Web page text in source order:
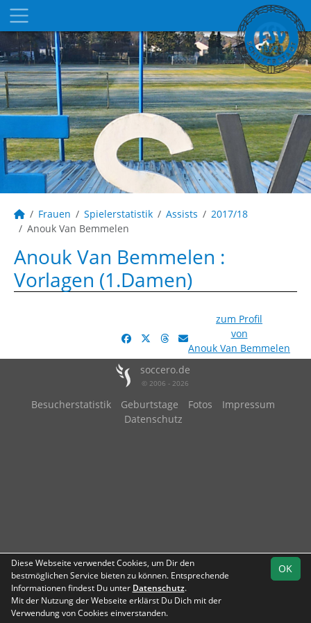
Frauen Spielerstatistik Assists
2017/18
Anouk Van Bemmelen
Anouk Van Bemmelen :
Vorlagen (1.Damen)
zum Profil
von
Anouk Van Bemmelen
soccero.de
© 2006 - 2026
Besucherstatistik Geburtstage Fotos
Impressum
Datenschutz
OK
Diese Webseite verwendet Cookies, um Dir den
bestmöglichen Service bieten zu können. Entsprechende
Informationen findest Du unter Datenschutz.
Mit der Nutzung der Webseite erklärst Du Dich mit der
Verwendung von Cookies einverstanden.